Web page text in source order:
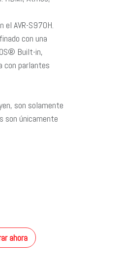
el AVR-S970H.
con una
Built-in,
con parlantes
son solamente
son únicamente
ahora